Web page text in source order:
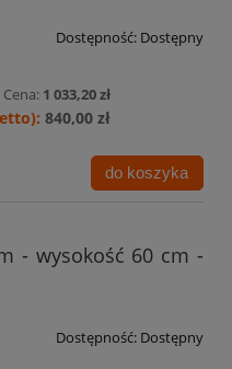
Dostępność: Dostępny
Cena: 1 033,20 zł
840,00 zł
do koszyka
- wysokość 60 cm -
Dostępność: Dostępny